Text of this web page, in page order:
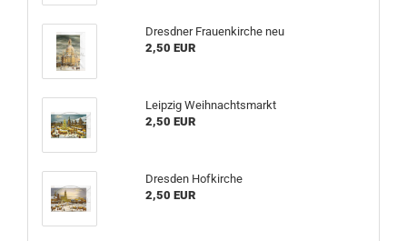
Dresdner Frauenkirche neu
2,50 EUR
Leipzig Weihnachtsmarkt
2,50 EUR
Dresden Hofkirche
2,50 EUR